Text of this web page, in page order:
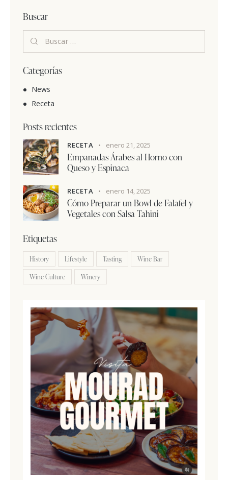
Buscar
Categorías
News
Receta
Posts recientes
RECETA enero 21, 2025
Empanadas Árabes al Horno con
Queso y Espinaca
RECETA enero 14, 2025
Cómo Preparar un Bowl de Falafel y
Vegetales con Salsa Tahini
Etiquetas
History Lifestyle Tasting
Wine Bar
Wine Culture
Winery